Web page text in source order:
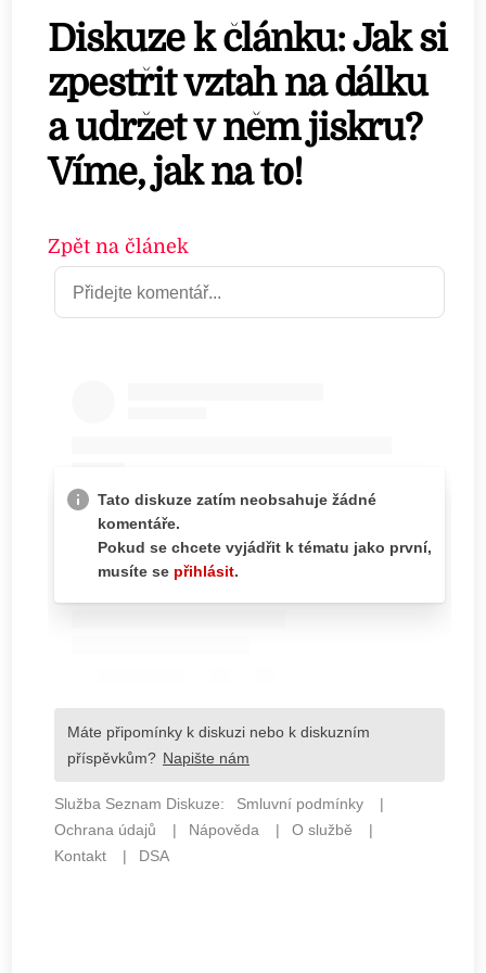
Diskuze k článku: Jak si
zpestřit vztah na dálku
a udržet v něm jiskru?
Víme, jak na to!
Zpět na článek